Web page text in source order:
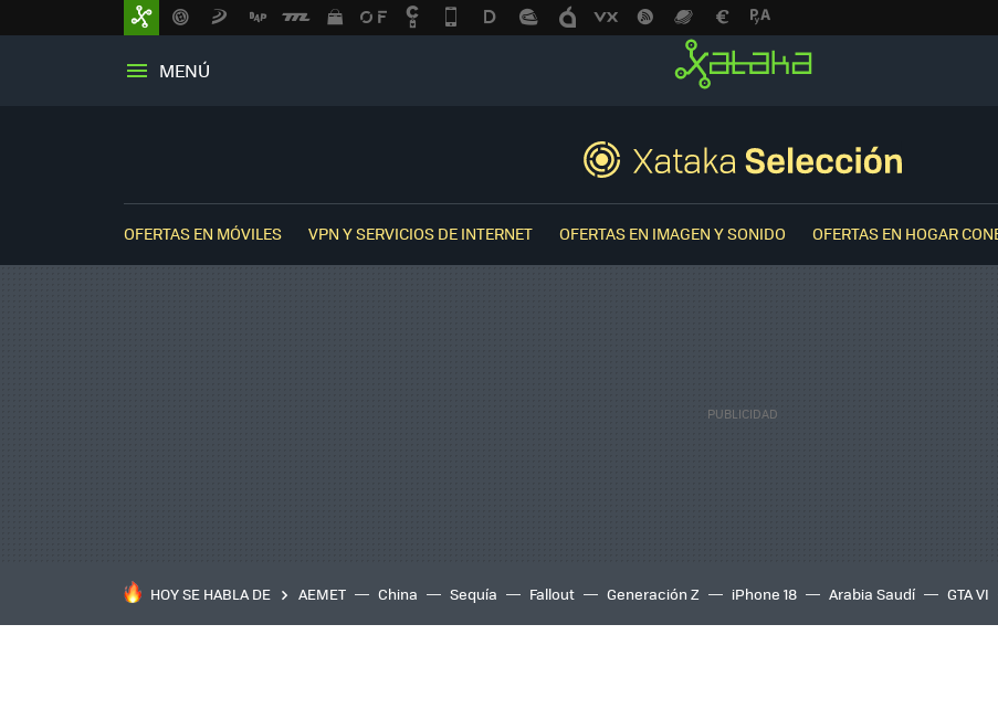
MENÚ
OFERTAS EN MÓVILES VPN Y SERVICIOS DE INTERNET OFERTAS EN IMAGEN Y SONIDO OFERTAS EN HOGAR
HOY SE HABLA DE AEMET China Sequía Fallout Generación Z iPhone 18 Arabia Saudí GTA VI